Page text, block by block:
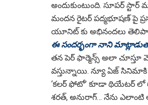
అందుకుంటుంది. సూపర్
మందన రైటర్ పద్మభూషణ్ పై
యూనిట్ కు అభినందలు
ఈ సందర్భంగా నాని
తన పెర్ ఫార్మెన్స్ అలా చూస్తూ
వస్తున్నాయి. న్యూ ఏజ్ సినిమాకి
‘కలర్ ఫోటో’ కూడా థియేటర్ లో
శరత్, అనురాగ్… నేను